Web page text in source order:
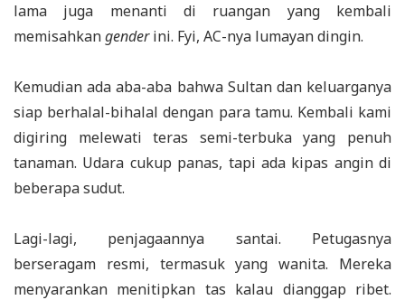
lama juga menanti di ruangan yang kembali
memisahkangenderini. Fyi, AC-nya lumayan dingin.
Kemudian ada aba-aba bahwa Sultan dan keluarganya
siap berhalal-bihalal dengan para tamu. Kembali kami
digiring melewati teras semi-terbuka yang penuh
tanaman. Udara cukup panas, tapi ada kipas angin di
beberapa sudut.
Lagi-lagi, penjagaannya santai. Petugasnya
berseragam resmi, termasuk yang wanita. Mereka
menyarankan menitipkan tas kalau dianggap ribet.